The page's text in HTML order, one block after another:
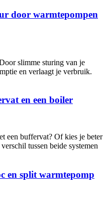
door warmtepompen
slimme sturing van je
en verlaagt je verbruik.
en een boiler
een buffervat? Of kies je beter
tussen beide systemen
en split warmtepomp